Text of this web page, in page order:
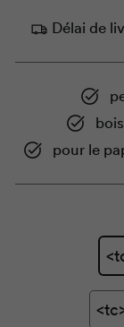
Délai de
pour le